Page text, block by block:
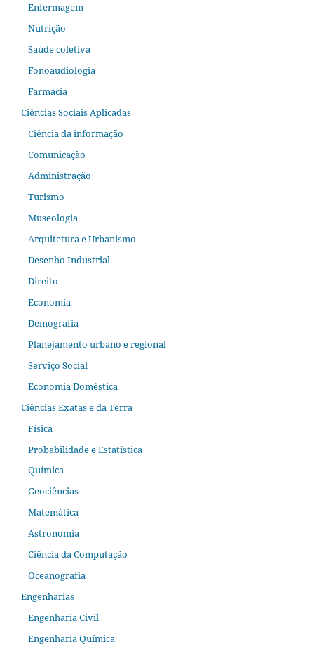
Enfermagem
Nutrição
Saúde coletiva
Fonoaudiologia
Farmácia
Ciências Sociais Aplicadas
Ciência da informação
Comunicação
Administração
Turismo
Museologia
Arquitetura e Urbanismo
Desenho Industrial
Direito
Economia
Demografia
Planejamento urbano e regional
Serviço Social
Economia Doméstica
Ciências Exatas e da Terra
Física
Probabilidade e Estatística
Química
Geociências
Matemática
Astronomia
Ciência da Computação
Oceanografia
Engenharias
Engenharia Civil
Engenharia Química